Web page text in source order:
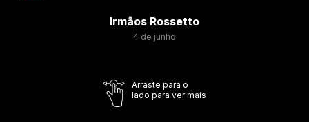
Irmãos Rossetto
4 de junho
Arraste para o
lado para ver mais